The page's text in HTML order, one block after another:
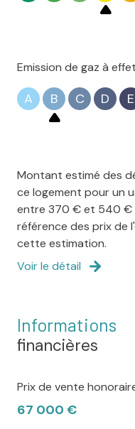
Emission de gaz à
A B C D E
Montant estimé des
ce logement pour un
entre 370 € et 540 €
référence des prix de
cette estimation.
Voir le détail
Informations
financières
Prix de vente
67 000 €